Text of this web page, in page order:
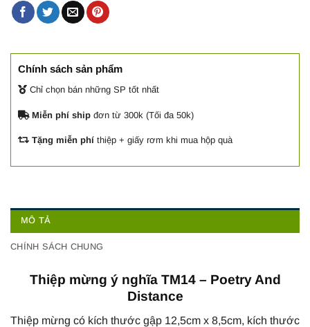
Chính sách sản phẩm
Chỉ chọn bán những SP tốt nhất
Miễn phí ship đơn từ 300k (Tối đa 50k)
Tặng miễn phí thiệp + giấy rơm khi mua hộp quà
MÔ TẢ
CHÍNH SÁCH CHUNG
Thiệp mừng ý nghĩa TM14 – Poetry And
Distance
Thiệp mừng có kích thước gập 12,5cm x 8,5cm, kích thước